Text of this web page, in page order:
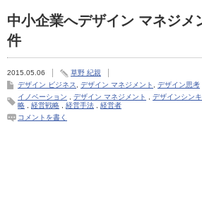
中小企業へデザイン マネジメ
件
2015.05.06
草野 紀親
デザイン ビジネス
デザイン マネジメント
デザイン思考
イノベーション
デザイン マネジメント デザインシン
略
経営戦略 経営手法
経営者
コメントを書く